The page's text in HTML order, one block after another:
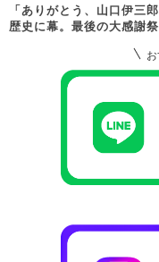
「ありがとう、山口伊三
歴史に幕。最後の大感謝